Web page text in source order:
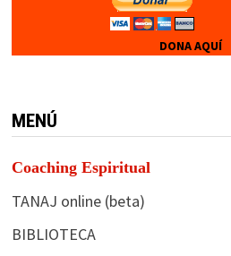
DONA AQUÍ
MENÚ
Coaching Espiritual
TANAJ online (beta)
BIBLIOTECA